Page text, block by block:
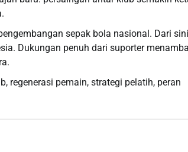
sepak bola nasional. Dari
Dukungan penuh dari suporter
regenerasi pemain, strategi pelatih, peran